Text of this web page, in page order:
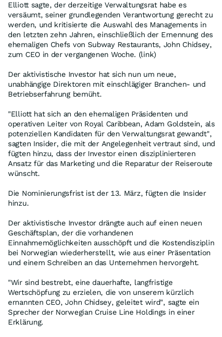
Elliott sagte, der derzeitige Verwaltungsrat habe es
versäumt, seiner grundlegenden Verantwortung gerecht zu
werden, und kritisierte die Auswahl des Managements in
den letzten zehn Jahren, einschließlich der Ernennung des
ehemaligen Chefs von Subway Restaurants, John Chidsey,
zum CEO in der vergangenen Woche. (link)
Der aktivistische Investor hat sich nun um neue,
unabhängige Direktoren mit einschlägiger Branchen- und
Betriebserfahrung bemüht.
"Elliott hat sich an den ehemaligen Präsidenten und
operativen Leiter von Royal Caribbean, Adam Goldstein, als
potenziellen Kandidaten für den Verwaltungsrat gewandt",
sagten Insider, die mit der Angelegenheit vertraut sind, und
fügten hinzu, dass der Investor einen disziplinierteren
Ansatz für das Marketing und die Reparatur der Reiseroute
wünscht.
Die Nominierungsfrist ist der 13. März, fügten die Insider
hinzu.
Der aktivistische Investor drängte auch auf einen neuen
Geschäftsplan, der die vorhandenen
Einnahmemöglichkeiten ausschöpft und die Kostendisziplin
bei Norwegian wiederherstellt, wie aus einer Präsentation
und einem Schreiben an das Unternehmen hervorgeht.
"Wir sind bestrebt, eine dauerhafte, langfristige
Wertschöpfung zu erzielen, die von unserem kürzlich
ernannten CEO, John Chidsey, geleitet wird", sagte ein
Sprecher der Norwegian Cruise Line Holdings in einer
Erklärung.